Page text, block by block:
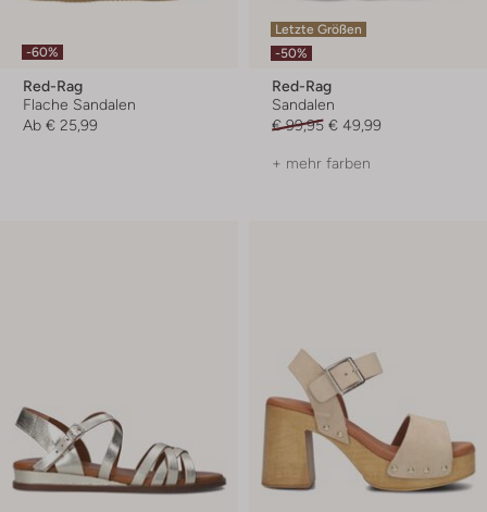
-60%
Red-Rag
Flache Sandalen
Ab € 25,99
Letzte Größen
-50%
Red-Rag
Sandalen
€ 99,95 € 49,99
+ mehr farben